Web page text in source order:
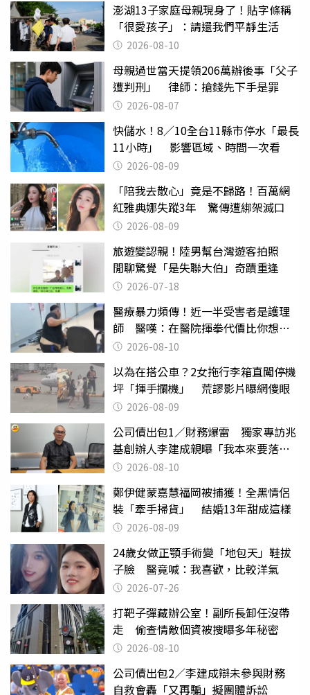
澎湖13子家庭母親現身了！貼字條稱
「很愛孩子」：請還我們平靜生活
2026-08-10
母親過世當天提領206萬辦後事「父子
遭判刑」 律師：搶錢先下手是罪
2026-08-07
快儲水！8／10全台11縣市停水「最長
11小時」 影響區域、時間一次看
2026-08-09
「陪我去散心」竟是不歸路！百萬網
紅雅典娜失蹤3年 驚傳遭綁架滅口
2026-08-09
旅遊變認親！陸男幫台灣遊客拍照
閒聊驚覺「是失聯大伯」奇蹟重逢
2026-07-18
醫療暴力頻傳！近一半受害者是護理
師 醫嘆：在醫院揮拳代價比你想像
的還要大
2026-08-10
以為在搭公車？2女拖行李箱直闖停機
坪「揮手攔機」 荒謬影片曝網傻眼
2026-08-09
公司債出包1／財務爆雷 獨家專訪兆
基創辦人李建成親曝「我本來要落
跑」2026-08-10
鄭伊健蒙嘉慧福岡被捕獲！全黑情侶
裝「牽手掃貨」 結婚13年甜成這樣
2026-08-09
24歲女做正顎手術變「地包天」鞋拔
子臉 醫竟喊：我喜歡，比較洋氣
2026-07-26
打靶子彈藏辦公室！副所長卸任沒帶
走 偷查情敵個資被搜曝多年秘密
2026-08-10
公司債出包2／李建成辯未參與財務
自救會轟「又再騙」擬團體訴訟